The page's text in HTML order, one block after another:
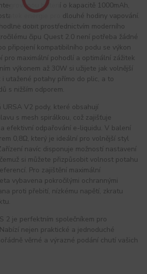
baterií o kapacitě 1000mAh,
energie pro dlouhé hodiny vapování.
dobít prostřednictvím moderního
čipu Quest 2.0 není potřeba žádné
připojení kompatibilního podu se výkon
pro maximální pohodlí a optimální zážitek
výkonem až 30W si užijete jak volnější
utažené potahy přímo do plic, a to
s nižším odporem.
URSA V2 pody, které obsahují
s mesh spirálkou, což zajišťuje
efektivní odpařování e-liquidu. V balení
0,8Ω, který je ideální pro volnější styl
navíc disponuje možností nastavení
si můžete přizpůsobit volnost potahu
Pro zajištění maximální
vybavena pokročilými ochrannými
proti přebití, nízkému napětí, zkratu
2 je perfektním společníkem pro
nejen praktické a jednoduché
věrné a výrazné podání chutí vašich